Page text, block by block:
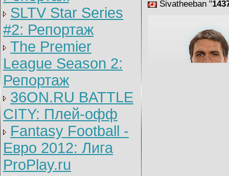
SLTV Star Series
#2: Репортаж
The Premier
League Season 2:
Репортаж
36ON.RU BATTLE
CITY: Плей-офф
Fantasy Football -
Евро 2012: Лига
ProPlay.ru
Sivatheeban "